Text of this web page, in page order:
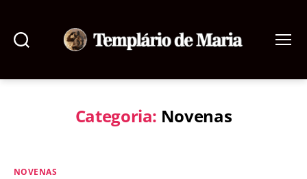
de
Categoria: Novenas
Categorias
NOVENAS